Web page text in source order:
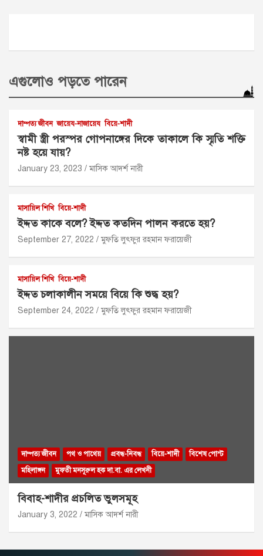
এগুলোও পড়তে পারেন
দাম্পত্য জীবন জায়েয-নাজায়েয বিয়ে-শাদী
স্বামী স্ত্রী পরস্পর গোপনাঙ্গের দিকে তাকালে কি স্মৃতি শক্তি
নষ্ট হয়ে যায়?
January 23, 2023 মাসিক আদর্শ নারী
মাসায়িল শিখি বিয়ে-শাদী
ইদ্দত কাকে বলে? ইদ্দত কতদিন পালন করতে হয়?
September 27, 2022 মুফতি লুৎফুর রহমান ফরায়েজী
মাসায়িল শিখি বিয়ে-শাদী
ইদ্দত চলাকালীন সময়ে বিয়ে কি শুদ্ধ হয়?
September 24, 2022 মুফতি লুৎফুর রহমান ফরায়েজী
দাম্পত্য জীবন পথ ও পাথেয় প্রবন্ধ-নিবন্ধ বিয়ে-শাদী
বিশেষ পোস্ট
মহিলাঙ্গন
মুফতী মনসূরুল হক দা.বা. এর লেখনী
বিবাহ-শাদীর প্রচলিত ভুলসমূহ
January 3, 2022 মাসিক আদর্শ নারী